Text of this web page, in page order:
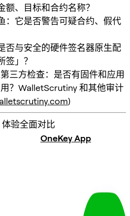
额、目标和合约名称？
：它是否警告可疑合约、假代
否与安全的硬件签名器原生配
签」？
三方检查：是否有固件和应用
？WalletScrutiny 和其他审计
)
验全面对比
OneKey App